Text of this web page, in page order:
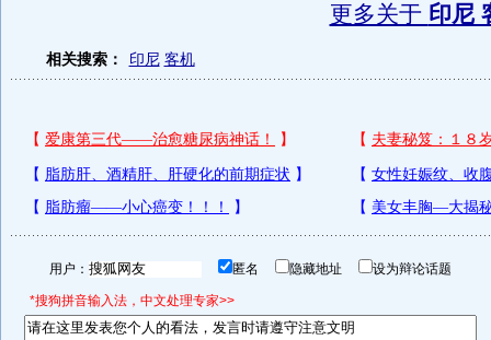
更多关于 印尼
相关搜索： 印尼 客机
用户： 匿名 隐藏地址 设为辩论话题
*搜狗拼音输入法，中文处理专家>>